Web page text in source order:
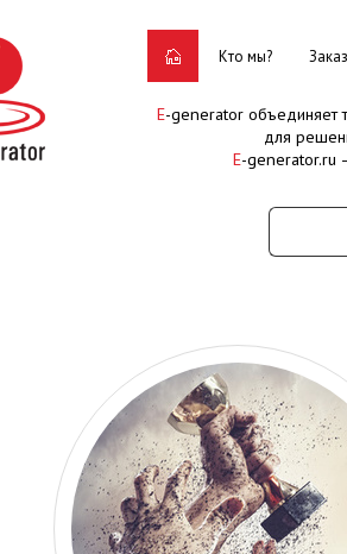
Кто мы?
E-generator объединяет
для
E-generator.ru